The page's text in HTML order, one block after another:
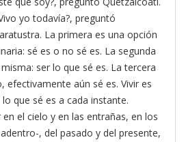
yo todavía?, preguntó
La primera es una opción
sé es o no sé es. La segunda
ser lo que sé es. La tercera
efectivamente aún sé es. Vivir es
que sé es a cada instante.
el cielo y en las entrañas, en los
, del pasado y del presente,